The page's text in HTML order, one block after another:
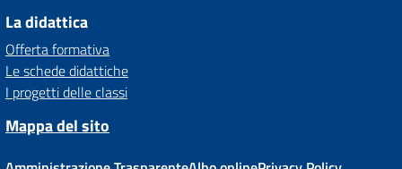
La didattica
Offerta formativa
Le schede didattiche
I progetti delle classi
Mappa del sito